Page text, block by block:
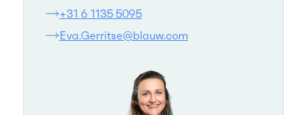
+31 6 1135 5095
Eva.Gerritse@blauw.com